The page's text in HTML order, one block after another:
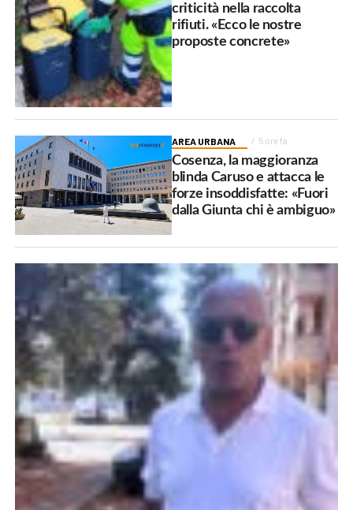
criticità nella raccolta
rifiuti. «Ecco le nostre
proposte concrete»
AREA URBANA 5 ore fa
Cosenza, la maggioranza
blinda Caruso e attacca le
forze insoddisfatte: «Fuori
dalla Giunta chi è ambiguo»